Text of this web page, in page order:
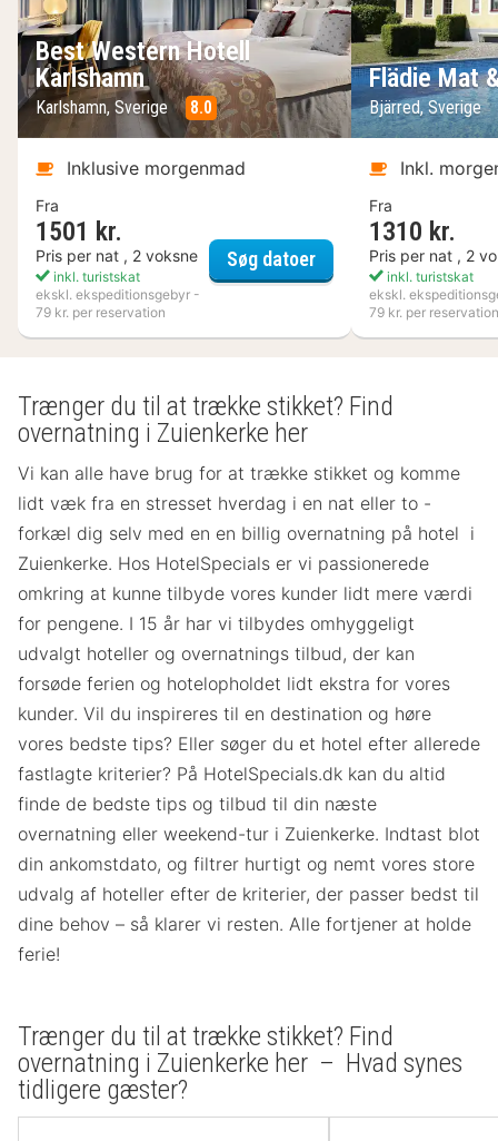
Best Western Hotell
Karlshamn
Karlshamn, Sverige 8.0
Inklusive morgenmad
Fra
1501 kr.
Pris per nat , 2 voksne
inkl. turistskat
ekskl. ekspeditionsgebyr -
79 kr. per reservation
Søg datoerBest Western Hotell
Flädie Mat
Bjärred, Sverige
Inkl.
Fra
1310 kr.
Pris per nat , 2
inkl. turistskat
ekskl.
79 kr. per reservation
Trænger du til at trække stikket? Find
overnatning i Zuienkerke her
Vi kan alle have brug for at trække stikket og komme
lidt væk fra en stresset hverdag i en nat eller to -
forkæl dig selv med en en billig overnatning på hotel i
Zuienkerke. Hos HotelSpecials er vi passionerede
omkring at kunne tilbyde vores kunder lidt mere værdi
for pengene. I 15 år har vi tilbydes omhyggeligt
udvalgt hoteller og overnatnings tilbud, der kan
forsøde ferien og hotelopholdet lidt ekstra for vores
kunder. Vil du inspireres til en destination og høre
vores bedste tips? Eller søger du et hotel efter allerede
fastlagte kriterier? På HotelSpecials.dk kan du altid
finde de bedste tips og tilbud til din næste
overnatning eller weekend-tur i Zuienkerke. Indtast blot
din ankomstdato, og filtrer hurtigt og nemt vores store
udvalg af hoteller efter de kriterier, der passer bedst til
dine behov – så klarer vi resten. Alle fortjener at holde
ferie!
Trænger du til at trække stikket? Find
overnatning i Zuienkerke her – Hvad synes
tidligere gæster?